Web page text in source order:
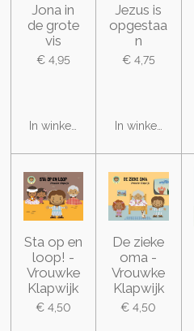
Jona in
de grote
vis
€ 4,95
In winkelwagen
Jezus is
opgestaa
n
€ 4,75
In winkelwagen
Sta op en
loop! -
Vrouwke
Klapwijk
€ 4,50
De zieke
oma -
Vrouwke
Klapwijk
€ 4,50